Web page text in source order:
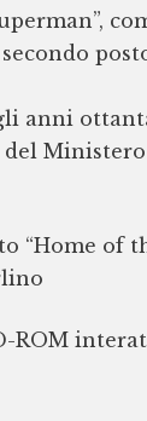
anni
of
ROM